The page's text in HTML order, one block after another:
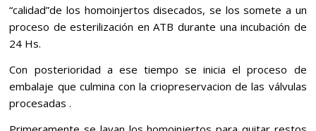
“calidad”de los homoinjertos disecados, se los somete a un
proceso de esterilización en ATB durante una incubación de
24 Hs.
Con posterioridad a ese tiempo se inicia el proceso de
embalaje que culmina con la criopreservacion de las válvulas
procesadas .